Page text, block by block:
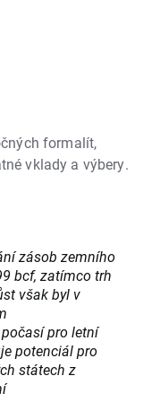
formalít,
vklady a výbery.
zásob zemního
bcf, zatímco trh
však byl v
pro letní
potenciál pro
státech z